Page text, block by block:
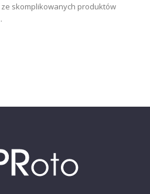
ze skomplikowanych produktów